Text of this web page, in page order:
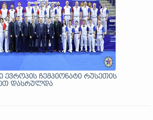
ევროპის ჩემპიონატი რუსეთის
დასრულდა